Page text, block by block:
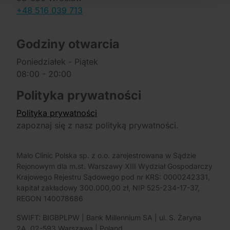
+48 516 039 713
Godziny otwarcia
Poniedziałek - Piątek
08:00 - 20:00
Polityka prywatności
Polityka prywatności
zapoznaj się z nasz polityką prywatności.
Malo Clinic Polska sp. z o.o. zarejestrowana w Sądzie
Rejonowym dla m.st. Warszawy XIII Wydział Gospodarczy
Krajowego Rejestru Sądowego pod nr KRS: 0000242331,
kapitał zakładowy 300.000,00 zł, NIP 525-234-17-37,
REGON 140078686
SWIFT: BIGBPLPW | Bank Millennium SA | ul. S. Żaryna
2A, 02-593 Warszawa | Poland